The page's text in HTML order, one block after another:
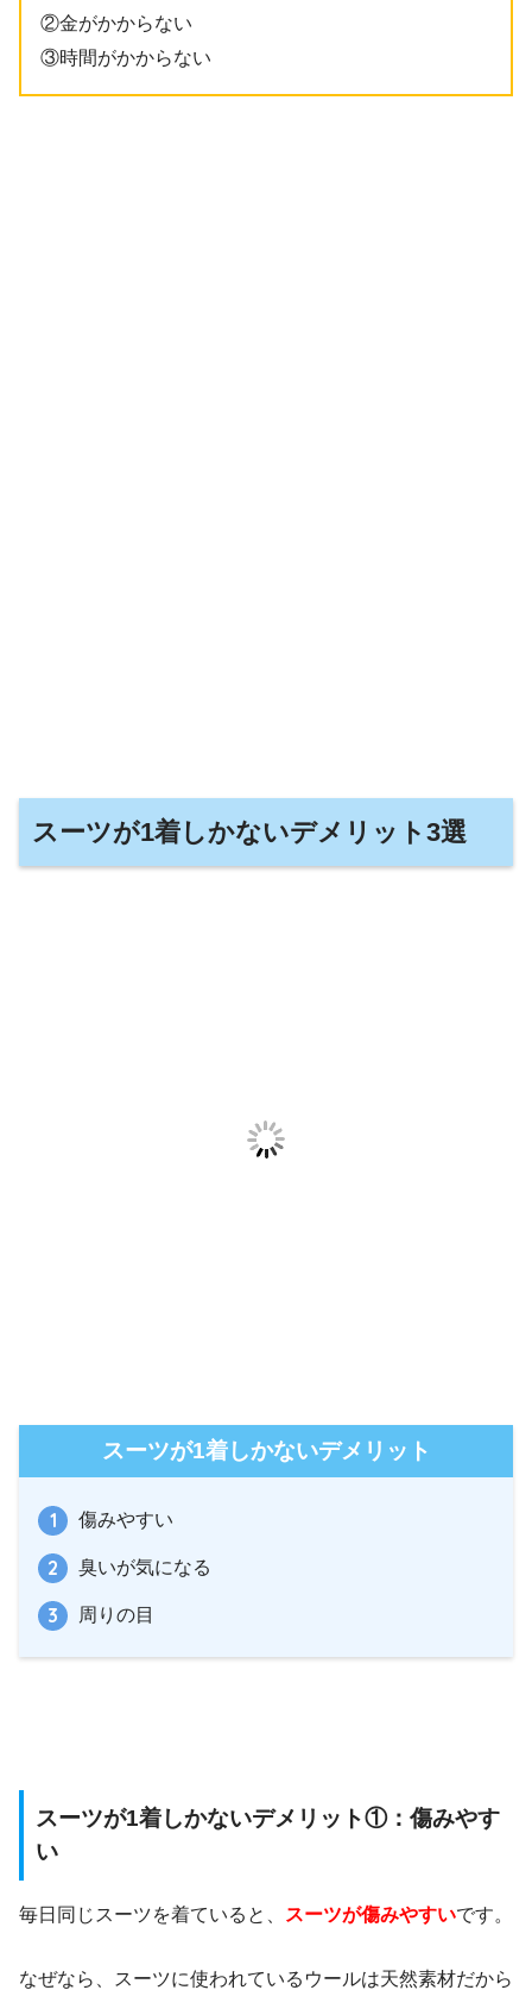
②金がかからない
③時間がかからない
スーツが1着しかないデメリット3選
スーツが1着しかないデメリット
傷みやすい
臭いが気になる
周りの目
スーツが1着しかないデメリット①：傷みやす
い
毎日同じスーツを着ていると、 スーツが傷みやすいです。
なぜなら、スーツに使われているウールは天然素材だから